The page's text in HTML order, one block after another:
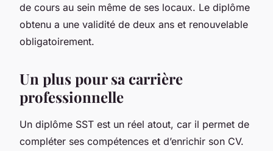
de cours au sein même de ses locaux. Le diplôme
obtenu a une validité de deux ans et renouvelable
obligatoirement.
Un plus pour sa carrière
professionnelle
Un diplôme SST est un réel atout, car il permet de
compléter ses compétences et d’enrichir son CV.